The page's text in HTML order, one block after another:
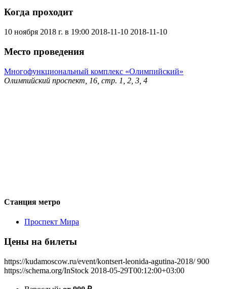
Когда проходит
10 ноября 2018 г. в 19:00 2018-11-10 2018-11-10
Место проведения
Многофункциональный комплекс «Олимпийский»
Олимпийский проспект, 16, стр. 1, 2, 3, 4
Станция метро
Проспект Мира
Цены на билеты
https://kudamoscow.ru/event/kontsert-leonida-agutina-2018/ 900
https://schema.org/InStock 2018-05-29T00:12:00+03:00